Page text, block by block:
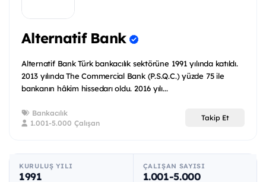
Alternatif Bank
Alternatif Bank Türk bankacılık sektörüne 1991 yılında katıldı.
2013 yılında The Commercial Bank (P.S.Q.C.) yüzde 75 ile
bankanın hâkim hissedarı oldu. 2016 yılı...
Bankacılık
1.001-5.000 Çalışan
Takip Et
KURULUŞ YILI
1991
ÇALIŞAN SAYISI
1.001-5.000